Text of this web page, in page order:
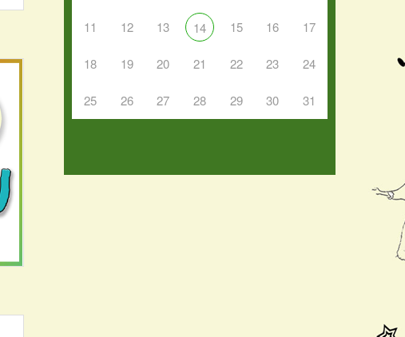
11 12 13 14 15 16 17
18 19 20 21 22 23 24
25 26 27 28 29 30 31